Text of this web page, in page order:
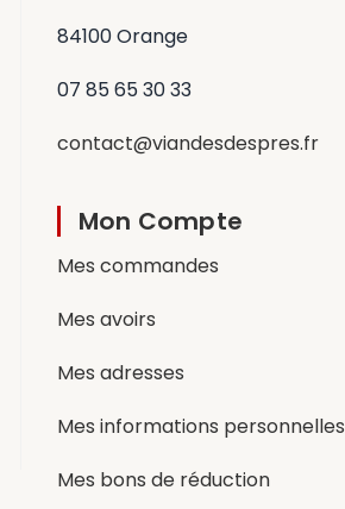
84100 Orange
07 85 65 30 33
contact@viandesdespres.fr
Mon Compte
Mes commandes
Mes avoirs
Mes adresses
Mes informations personnelles
Mes bons de réduction